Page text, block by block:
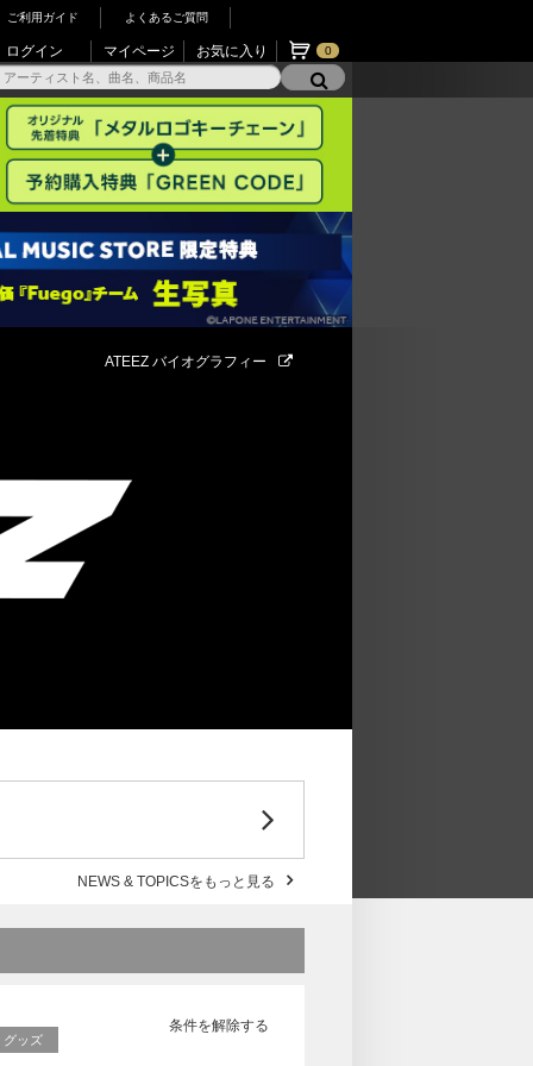
ご利用ガイド よくあるご質問
ログイン マイページ お気に入り 0
ATEEZ バイオグラフィー
NEWS & TOPICSをもっと見る
条件を解除する
グッズ